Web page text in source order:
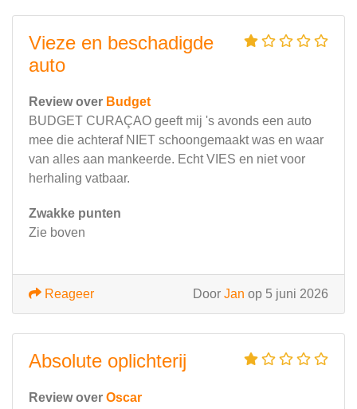
Vieze en beschadigde
auto
Review over Budget
BUDGET CURAÇAO geeft mij 's avonds een auto
mee die achteraf NIET schoongemaakt was en waar
van alles aan mankeerde. Echt VIES en niet voor
herhaling vatbaar.
Zwakke punten
Zie boven
Door Jan op 5 juni 2026
Reageer
Absolute oplichterij
Review over Oscar